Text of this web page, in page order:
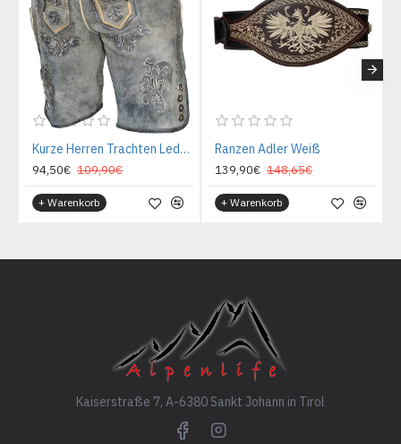
Kurze Herren Trachten Lederhose mit Gürtel, Antik Smoke, Wildbockleder, Alpen Spirit
94,50€ 109,90€
+ Warenkorb
Ranzen Adler Weiß
139,90€ 148,65€
+ Warenkorb
Kaiserstraße 7, A-6380 Sankt Johann in Tirol